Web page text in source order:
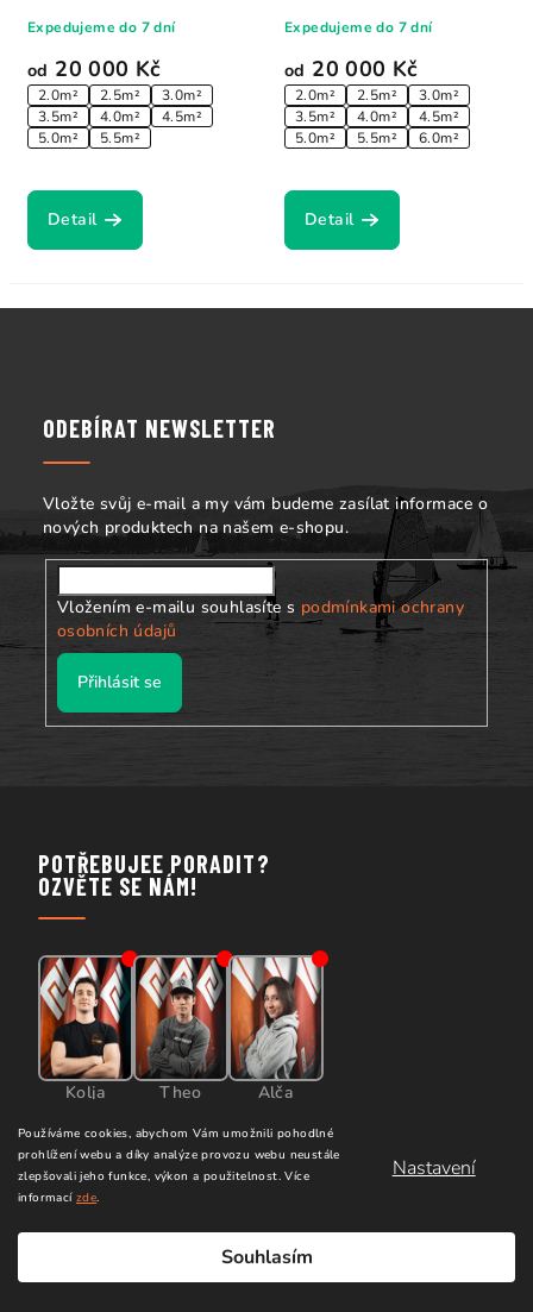
Používáme cookies, abychom Vám umožnili pohodlné
prohlížení webu a díky analýze provozu webu neustále
zlepšovali jeho funkce, výkon a použitelnost.Více
informacízde.
Nastavení
Souhlasím
od 20 000 Kč
2.0m² 2.5m²
3.0m²
3.5m²
4.0m²
4.5m²
5.0m²
5.5m²
Expedujeme do 7 dní
Detail
od 20 000 Kč
2.0m² 2.5m²
3.0m²
3.5m²
4.0m²
4.5m²
5.0m²
5.5m² 6.0m²
Expedujeme do 7 dní
Detail
ODEBÍRAT NEWSLETTER
Vložte svůj e-mail a my vám budeme zasílat informace o
nových produktech na našem e-shopu.
Vložením e-mailu souhlasíte s podmínkami ochrany
osobních údajů
Přihlásit se
POTŘEBUJEE PORADIT?
OZVĚTE SE NÁM!
Kolja Theo Alča
+420 724 000 088
+420 603 916 042